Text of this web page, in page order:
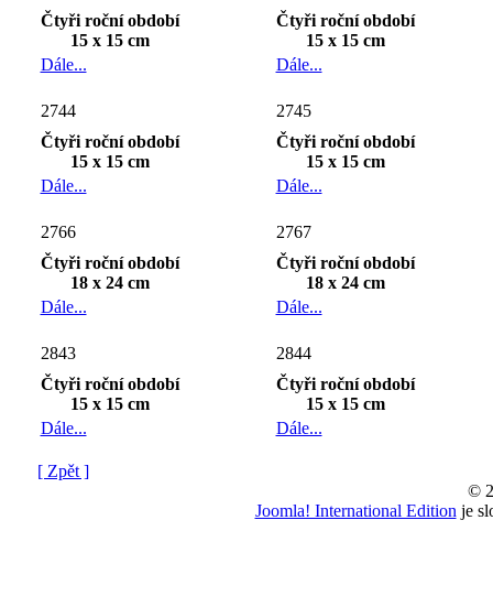
Čtyři roční období
15 x 15 cm
Dále...
Čtyři roční období
15 x 15 cm
Dále...
2744
Čtyři roční období
15 x 15 cm
Dále...
2745
Čtyři roční období
15 x 15 cm
Dále...
2766
Čtyři roční období
18 x 24 cm
Dále...
2767
Čtyři roční období
18 x 24 cm
Dále...
2843
Čtyři roční období
15 x 15 cm
Dále...
2844
Čtyři roční období
15 x 15 cm
Dále...
[ Zpět ]
©
Joomla! International Edition je